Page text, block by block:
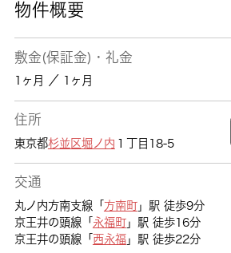
物件概要
敷金(保証金)・礼金
1ヶ月 ／ 1ヶ月
住所
東京都杉並区堀ノ内 １丁目18-5
交通
丸ノ内方南支線「 方南町」駅 徒歩9分
京王井の頭線「 永福町」駅 徒歩16分
京王井の頭線「 西永福」駅 徒歩22分